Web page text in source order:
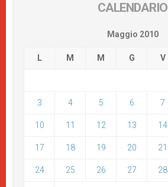
CALENDARIO
Maggio 2010
L M M G V
3 4 5 6 7
10 11 12 13 14
17 18 19 20 21
24 25 26 27 28